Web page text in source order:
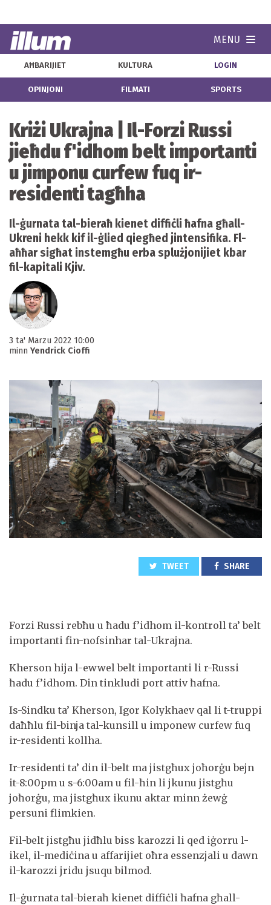
MENU
AĦBARIJIET KULTURA LOGIN
OPINJONI FILMATI SPORTS
Kriżi Ukrajna | Il-Forzi Russi
jieħdu f'idhom belt importanti
u jimponu curfew fuq ir-
residenti tagħha
Il-ġurnata tal-bieraħ kienet diffiċli ħafna għall-
Ukreni hekk kif il-ġlied qiegħed jintensifika. Fl-
aħħar sigħat instemgħu erba splużjonijiet kbar
fil-kapitali Kjiv.
3 ta' Marzu 2022 10:00
minn Yendrick Cioffi
TWEET SHARE
Forzi Russi rebħu u ħadu f’idhom il-kontroll ta’ belt
importanti fin-nofsinhar tal-Ukrajna.
Kherson hija l-ewwel belt importanti li r-Russi
ħadu f’idhom. Din tinkludi port attiv ħafna.
Is-Sindku ta’ Kherson, Igor Kolykhaev qal li t-truppi
daħħlu fil-binja tal-kunsill u imponew curfew fuq
ir-residenti kollha.
Ir-residenti ta’ din il-belt ma jistgħux joħorġu bejn
it-8:00pm u s-6:00am u fil-ħin li jkunu jistgħu
joħorġu, ma jistgħux ikunu aktar minn żewġ
persuni flimkien.
Fil-belt jistgħu jidħlu biss karozzi li qed iġorru l-
ikel, il-mediċina u affarijiet oħra essenzjali u dawn
il-karozzi jridu jsuqu bilmod.
Il-ġurnata tal-bieraħ kienet diffiċli ħafna għall-